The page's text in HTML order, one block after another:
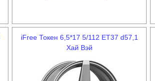
iFree Токен 6,5*17 5/112 ET37 d57,1
Хай Вэй